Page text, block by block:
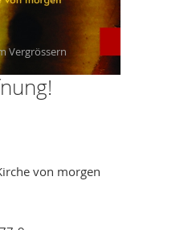
von morgen